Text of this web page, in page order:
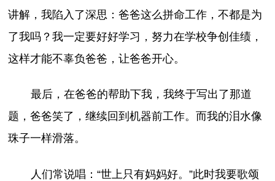
讲解，我陷入了深思：爸爸这么拼命工作，不都是为
了我吗？我一定要好好学习，努力在学校争创佳绩，
这样才能不辜负爸爸，让爸爸开心。
最后，在爸爸的帮助下我，我终于写出了那道
题，爸爸笑了，继续回到机器前工作。而我的泪水像
珠子一样滑落。
人们常说唱：“世上只有妈妈好。”此时我要歌颂